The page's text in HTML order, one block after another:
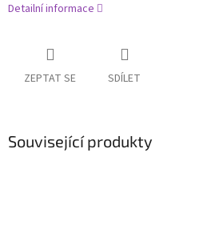
Detailní informace
ZEPTAT SE SDÍLET
Související produkty